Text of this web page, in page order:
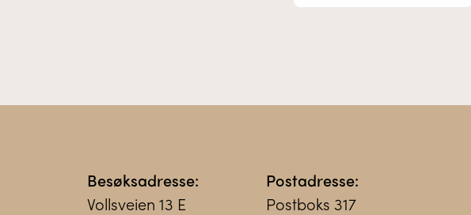
Besøksadresse:
Vollsveien 13 E
Postadresse:
Postboks 317